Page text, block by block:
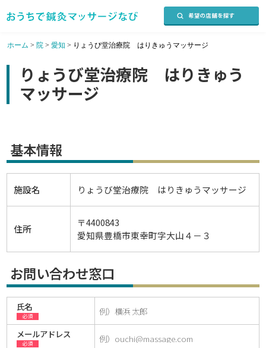
ホーム > 院> 愛知 > りょうび堂治療院 はりきゅうマッサージ
りょうび堂治療院 はりきゅう
マッサージ
基本情報
施設名 りょうび堂治療院 はりきゅうマッサージ
住所
〒4400843
愛知県豊橋市東幸町字大山４－３
お問い合わせ窓口
氏名
必須
メールアドレス
必須